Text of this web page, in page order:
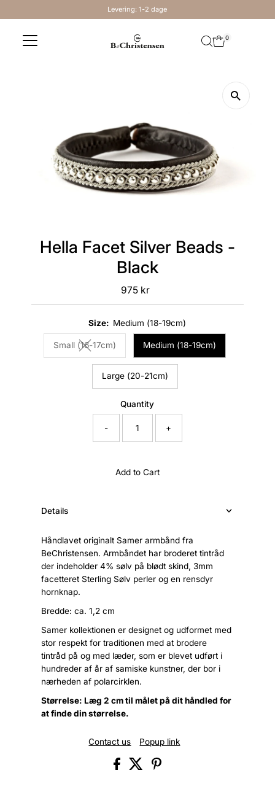
Levering: 1-2 dage
0
Hella Facet Silver Beads -
Black
Regular
Price
975 kr
Size: Medium (18-19cm)
Small (16-17cm)Variant sold out or unavailable
Medium (18-19cm)
Large (20-21cm)
Quantity
- +
Add to Cart
Details
Håndlavet originalt Samer armbånd fra
BeChristensen. Armbåndet har broderet tintråd
der indeholder 4% sølv på blødt skind, 3mm
facetteret Sterling Sølv perler og en rensdyr
hornknap.
Bredde: ca. 1,2 cm
Samer kollektionen er designet og udformet med
stor respekt for traditionen med at brodere
tintråd på og med læder, som er blevet udført i
hundreder af år af samiske kunstner, der bor i
nærheden af polarcirklen.
Størrelse: Læg 2 cm til målet på dit håndled for
at finde din størrelse.
Contact us Popup link